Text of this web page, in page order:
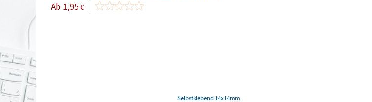
Ab 1,95 €
Selbstklebend 14x14mm